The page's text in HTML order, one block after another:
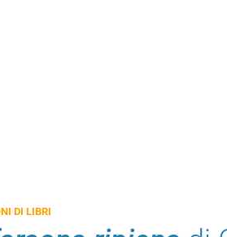
DI LIBRI